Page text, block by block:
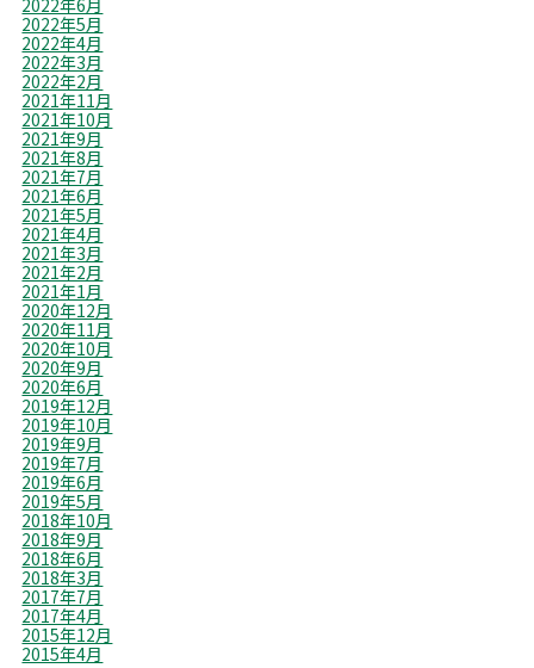
2022年6月
2022年5月
2022年4月
2022年3月
2022年2月
2021年11月
2021年10月
2021年9月
2021年8月
2021年7月
2021年6月
2021年5月
2021年4月
2021年3月
2021年2月
2021年1月
2020年12月
2020年11月
2020年10月
2020年9月
2020年6月
2019年12月
2019年10月
2019年9月
2019年7月
2019年6月
2019年5月
2018年10月
2018年9月
2018年6月
2018年3月
2017年7月
2017年4月
2015年12月
2015年4月